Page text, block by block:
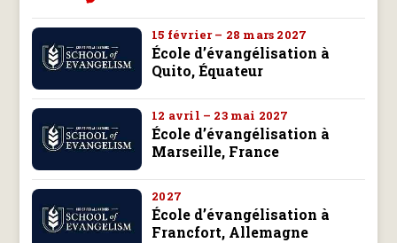
15 février – 28 mars 2027
École d’évangélisation à
Quito, Équateur
12 avril – 23 mai 2027
École d’évangélisation à
Marseille, France
2027
École d’évangélisation à
Francfort, Allemagne